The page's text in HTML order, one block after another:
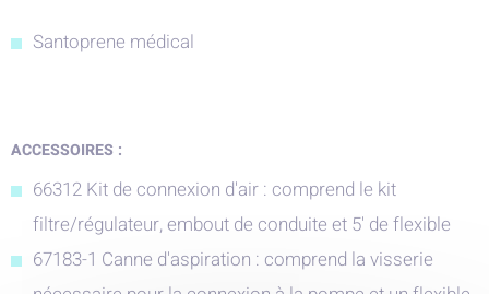
Santoprene médical
ACCESSOIRES :
66312 Kit de connexion d'air : comprend le kit
filtre/régulateur, embout de conduite et 5' de flexible
67183-1 Canne d'aspiration : comprend la visserie